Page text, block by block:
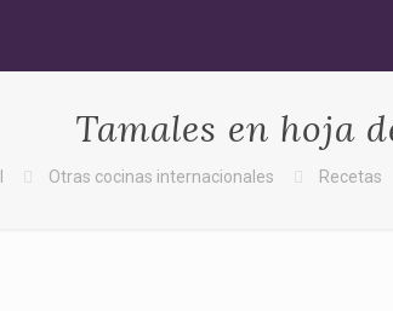
Tamales en hoja
Otras cocinas internacionales Recetas